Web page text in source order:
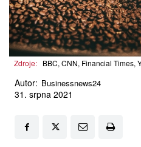
Zdroje: BBC, CNN, Financial Times,
Autor: Businessnews24
31. srpna 2021